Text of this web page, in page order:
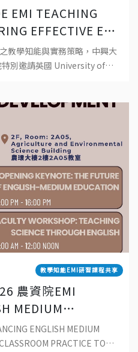
EMI TEACHING
EFFECTIVE EMI
PRACTICES,
學院EMI教師教學
教學知能與實務策略，中興大
特別邀請英國 University of
教學知能EMI研習課程共享
農資院EMI
MEDIUM
FROM
TO
ENGLISH MEDIUM
PRACTICE TO